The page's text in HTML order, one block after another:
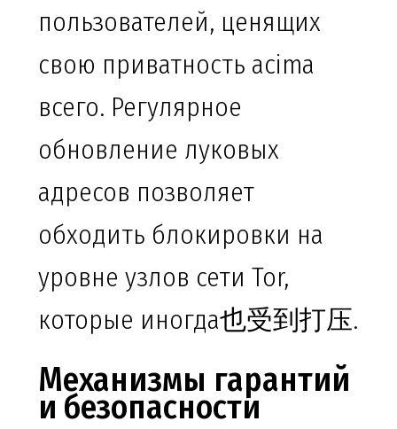
пользователей, ценящих
свою приватность acima
всего. Регулярное
обновление луковых
адресов позволяет
обходить блокировки на
уровне узлов сети Tor,
которые иногда也受到打压.
Механизмы гарантий
и безопасности